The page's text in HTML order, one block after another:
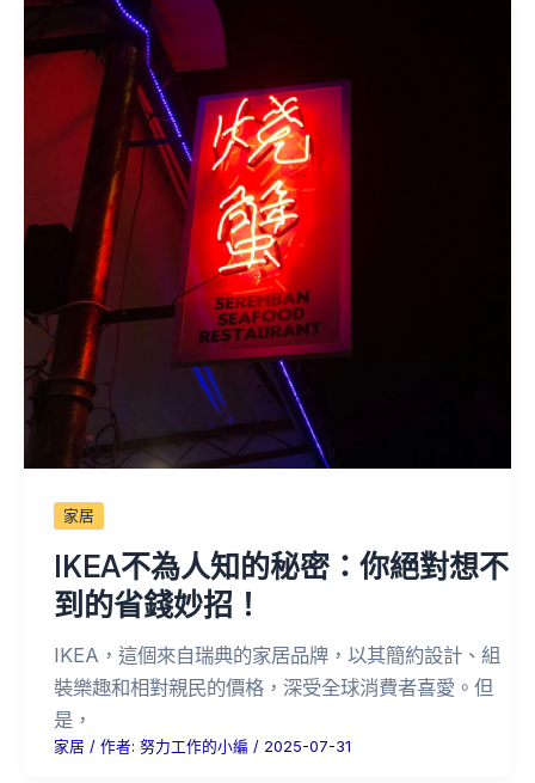
家居
IKEA不為人知的秘密：你絕對想不
到的省錢妙招！
IKEA，這個來自瑞典的家居品牌，以其簡約設計、組
裝樂趣和相對親民的價格，深受全球消費者喜愛。但
是，
家居 / 作者: 努力工作的小編 / 2025-07-31